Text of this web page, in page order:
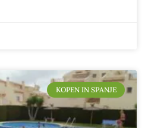
KOPEN IN SPANJE